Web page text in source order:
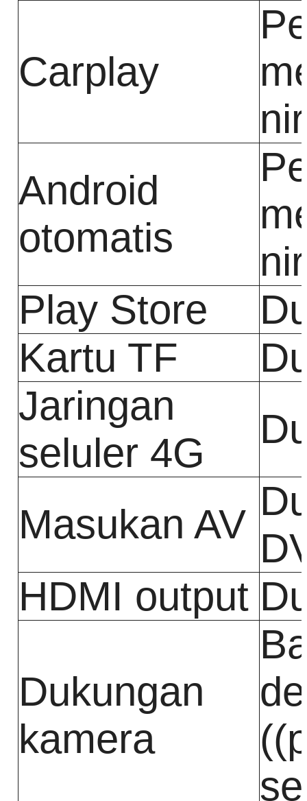
Carplay
Android
otomatis
Play Store
Kartu TF
Jaringan
seluler 4G
Masukan AV
HDMI output
Dukungan
kamera